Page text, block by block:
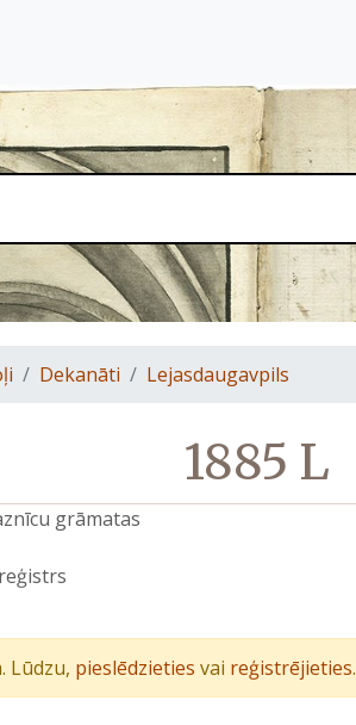
Dekanāti Lejasdaugavpils
1885 L
grāmatas
Lūdzu, pieslēdzieties vai reģistrējieties.